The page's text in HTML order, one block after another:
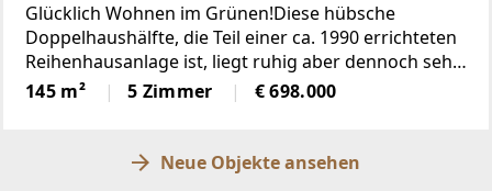
Glücklich Wohnen im Grünen!Diese hübsche
Doppelhaushälfte, die Teil einer ca. 1990 errichteten
Reihenhausanlage ist, liegt ruhig aber dennoch sehr
zentral am Fuße des Ölbergs. Wer viel Platz braucht,
ist hier auf alle Fälle richtig: Jeder
145 m² 5 Zimmer € 698.000
Neue Objekte ansehen